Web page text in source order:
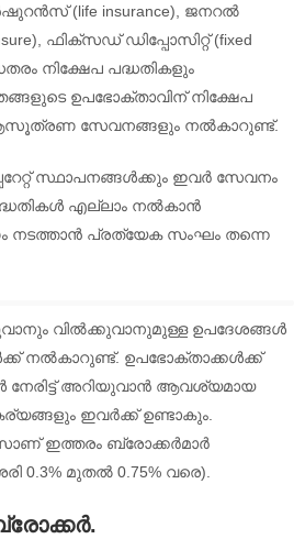
(life insurance), ജനറൽ
ഫിക്സഡ് ഡിപ്പോസിറ്റ് (fixed
നിക്ഷേപ പദ്ധതികളും
ഉപഭോക്താവിന് നിക്ഷേപ
ആസൂത്രണ സേവനങ്ങളും നൽകാറുണ്ട്.
സ്ഥാപനങ്ങൾക്കും ഇവർ സേവനം
എല്ലാം നൽകാൻ
പ്രത്യേക സംഘം തന്നെ
വിൽക്കുവാനുമുള്ള ഉപദേശങ്ങൾ
നൽകാറുണ്ട്. ഉപഭോക്താക്കൾക്ക്
അറിയുവാൻ ആവശ്യമായ
ഇവർക്ക് ഉണ്ടാകും.
ഇത്തരം ബ്രോക്കർമാർ
0.3% മുതൽ 0.75% വരെ).
.